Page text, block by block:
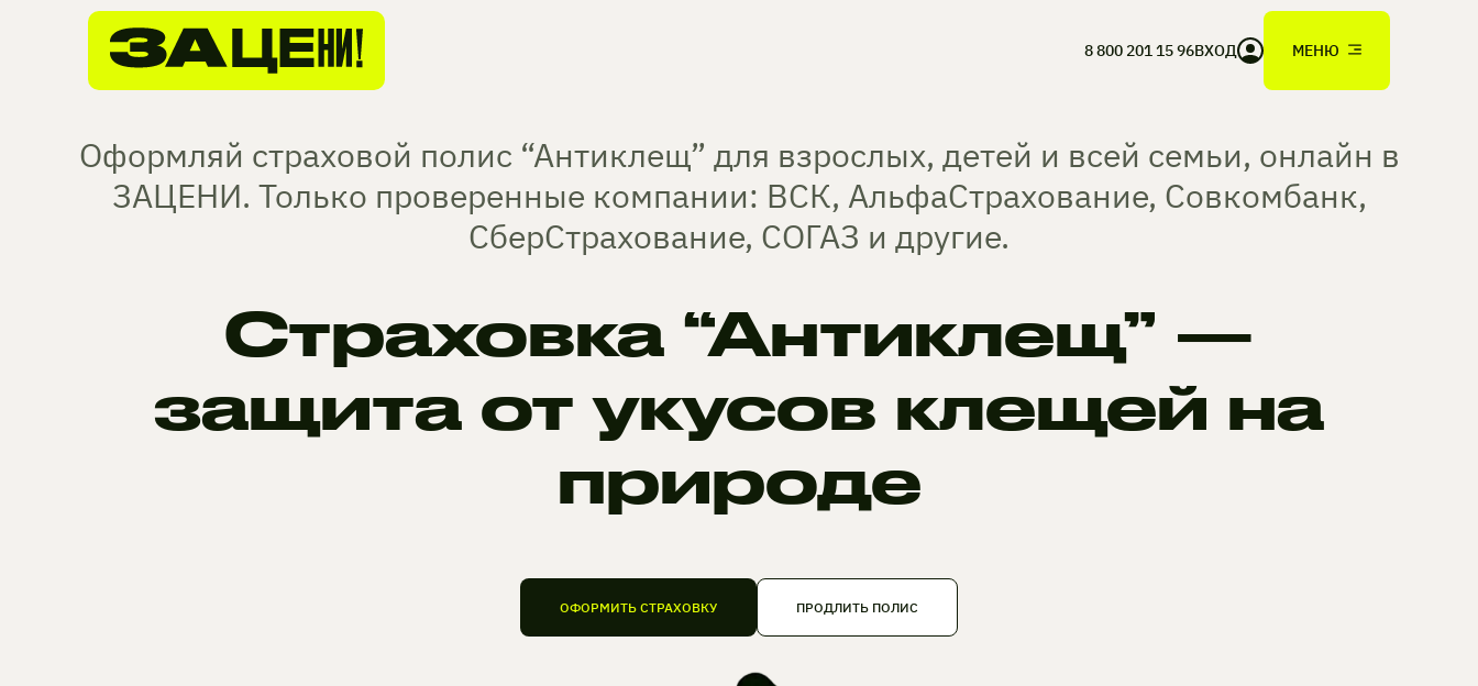
8 800 201 15 96ВХОД МЕНЮ
Оформляй страховой полис “Антиклещ” для взрослых, детей и всей семьи, онлайн в
ЗАЦЕНИ. Только проверенные компании: ВСК, АльфаСтрахование, Совкомбанк,
СберСтрахование, СОГАЗ и другие.
Страховка “Антиклещ” —
защита от укусов клещей на
природе
ОФОРМИТЬ СТРАХОВКУ ПРОДЛИТЬ ПОЛИС